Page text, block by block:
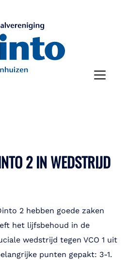
2 IN WEDSTRIJD
2 hebben goede zaken
het lijfsbehoud in de
wedstrijd tegen VCO 1 uit
punten gepakt: 3-1.